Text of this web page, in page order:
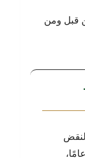
قبل ومن
يتمتع بخبرة قانونية واسعة تتجاوز 30 عامًا،